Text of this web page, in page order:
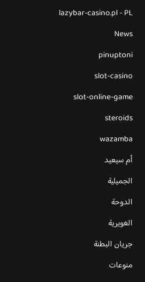
lazybar-casino.pl - PL
News
pinuptoni
slot-casino
slot-online-game
steroids
wazamba
أم سيعيد
الجميلية
الدوحة
الغويرية
جريان البطنة
منوعات